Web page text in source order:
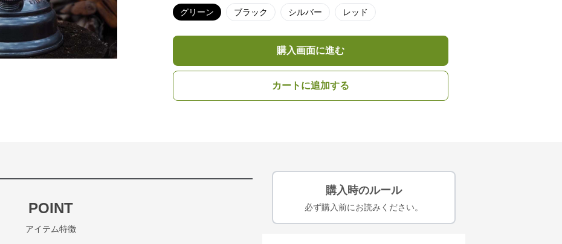
グリーン ブラック シルバー レッド
購入画面に進む
カートに追加する
POINT
アイテム特徴
購入時のルール
必ず購入前にお読みください。